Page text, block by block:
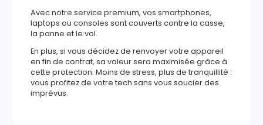
Avec notre service premium, vos smartphones,
laptops ou consoles sont couverts contre la casse,
la panne et le vol.
En plus, si vous décidez de renvoyer votre appareil
en fin de contrat, sa valeur sera maximisée grâce à
cette protection. Moins de stress, plus de tranquillité :
vous profitez de votre tech sans vous soucier des
imprévus.